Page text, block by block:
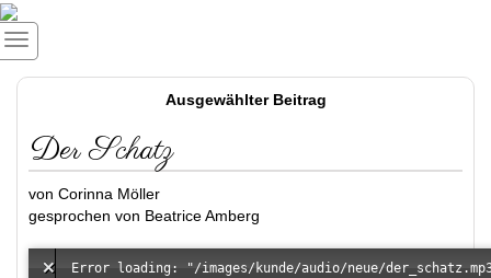
Ausgewählter Beitrag
Der Schatz
von Corinna Möller
gesprochen von Beatrice Amberg
Error loading: "/images/kunde/audio/neue/